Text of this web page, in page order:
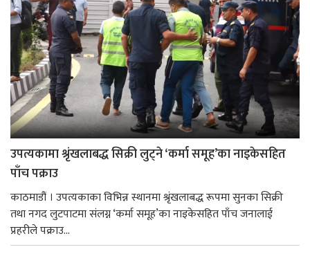
उपत्यकामा श्रृंखलाबद्ध सिक्री लुट्ने ‘कर्मा समूह’का नाइकेसहित
पाँच पक्राउ
काठमाडौं । उपत्यकाका विभिन्न स्थानमा श्रृंखलाबद्ध रूपमा सुनका सिक्री
तथा नगद लुटपाटमा संलग्न ‘कर्मा समूह’का नाइकेसहित पाँच जनालाई
प्रहरीले पक्राउ...